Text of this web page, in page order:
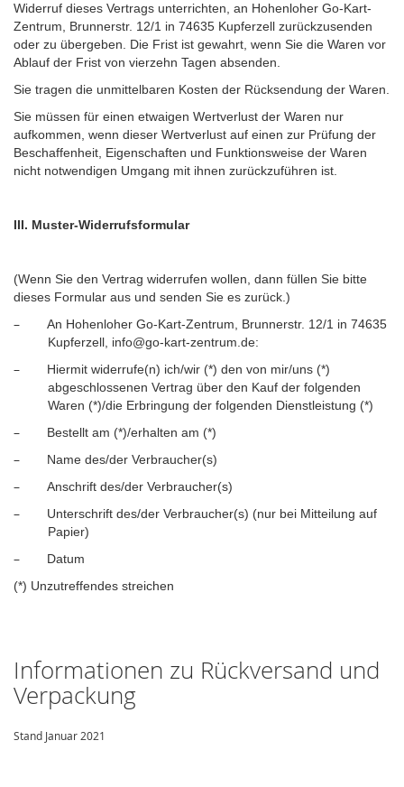
Widerruf dieses Vertrags unterrichten, an Hohenloher Go-Kart-
Zentrum, Brunnerstr. 12/1 in 74635 Kupferzell zurückzusenden
oder zu übergeben. Die Frist ist gewahrt, wenn Sie die Waren vor
Ablauf der Frist von vierzehn Tagen absenden.
Sie tragen die unmittelbaren Kosten der Rücksendung der Waren.
Sie müssen für einen etwaigen Wertverlust der Waren nur
aufkommen, wenn dieser Wertverlust auf einen zur Prüfung der
Beschaffenheit, Eigenschaften und Funktionsweise der Waren
nicht notwendigen Umgang mit ihnen zurückzuführen ist.
III. Muster-Widerrufsformular
(Wenn Sie den Vertrag widerrufen wollen, dann füllen Sie bitte
dieses Formular aus und senden Sie es zurück.)
–
An Hohenloher Go-Kart-Zentrum, Brunnerstr. 12/1 in 74635
Kupferzell, info@go-kart-zentrum.de:
–
Hiermit widerrufe(n) ich/wir (*) den von mir/uns (*)
abgeschlossenen Vertrag über den Kauf der folgenden
Waren (*)/die Erbringung der folgenden Dienstleistung (*)
– Bestellt am (*)/erhalten am (*)
– Name des/der Verbraucher(s)
– Anschrift des/der Verbraucher(s)
–
Unterschrift des/der Verbraucher(s) (nur bei Mitteilung auf
Papier)
–
Datum
(*) Unzutreffendes streichen
Informationen zu Rückversand und
Verpackung
Stand Januar 2021